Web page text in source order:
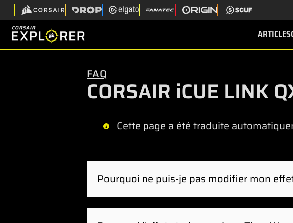
ARTICLES
FAQ
CORSAIR iCUE LINK
Cette page a été traduite
Pourquoi ne puis-je pas modifier mon